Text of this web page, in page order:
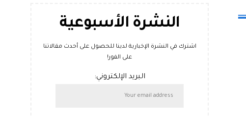
النشرة الأسبوعية
اشترك في النشرة الإخبارية لدينا للحصول على أحدث مقالاتنا
على الفور!
البريد الإلكتروني: